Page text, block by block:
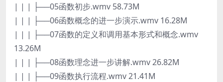
| | | ├──05函数初步.wmv 58.73M
| | | ├──06函数概念的进一步演示.wmv 16.28M
| | | ├──07函数的定义和调用基本形式和概念.wmv
13.26M
| | | ├──08函数理念进一步讲解.wmv 26.82M
| | | ├──09函数执行流程.wmv 21.41M